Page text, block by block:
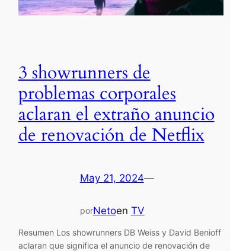
3 showrunners de
problemas corporales
aclaran el extraño anuncio
de renovación de Netflix
May 21, 2024—
porNetoen TV
Resumen Los showrunners DB Weiss y David Benioff
aclaran que significa el anuncio de renovación de